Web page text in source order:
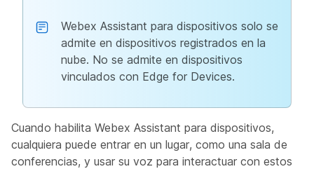
Webex Assistant para dispositivos solo se
admite en dispositivos registrados en la
nube. No se admite en dispositivos
vinculados con Edge for Devices.
Cuando habilita Webex Assistant para dispositivos,
cualquiera puede entrar en un lugar, como una sala de
conferencias, y usar su voz para interactuar con estos